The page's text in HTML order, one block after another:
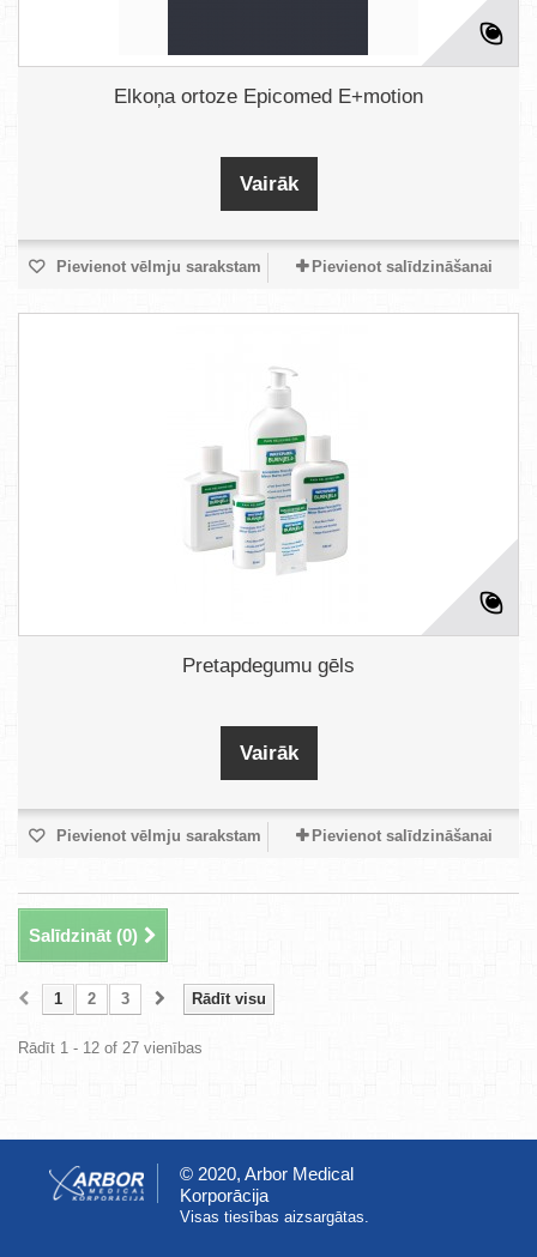
Elkoņa ortoze Epicomed E+motion
Vairāk
Pievienot vēlmju sarakstam Pievienot salīdzināšanai
Pretapdegumu gēls
Vairāk
Pievienot vēlmju sarakstam Pievienot salīdzināšanai
Salīdzināt (0)
Rādīt visu
1 2 3
Rādīt 1 - 12 of 27 vienības
© 2020, Arbor Medical
Korporācija
Visas tiesības aizsargātas.